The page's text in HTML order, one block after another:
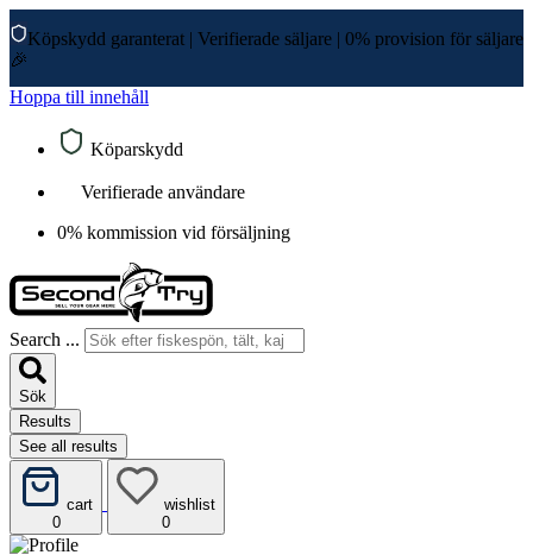
Köpskydd garanterat | Verifierade säljare | 0% provision för säljare
🎉
Hoppa till innehåll
Köparskydd
Verifierade användare
0% kommission vid försäljning
Search ...
Sök
Results
See all results
cart
0
wishlist
0